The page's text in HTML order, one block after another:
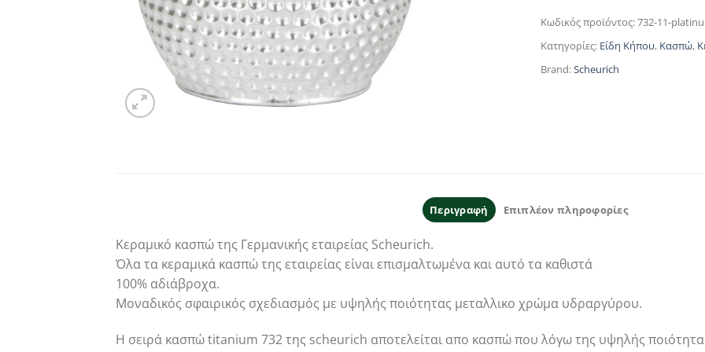
Κωδικός προϊόντος:732-11-
Κατηγορίες: Είδη Κήπου, Κασπώ,
Brand:Scheurich
Περιγραφή Επιπλέον πληροφορίες
Κεραμικό κασπώ της Γερμανικής εταιρείας Scheurich.
Όλα τα κεραμικά κασπώ της εταιρείας είναι επισμαλτωμένα και αυτό τα καθιστά
100% αδιάβροχα.
Μοναδικός σφαιρικός σχεδιασμός με υψηλής ποιότητας μεταλλικο χρώμα υδραργύρου.
Η σειρά κασπώ titanium 732 της scheurich αποτελείται απο κασπώ που λόγω της υψηλής